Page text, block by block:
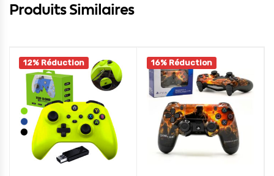
Produits Similaires
12% Réduction 16% Réduction